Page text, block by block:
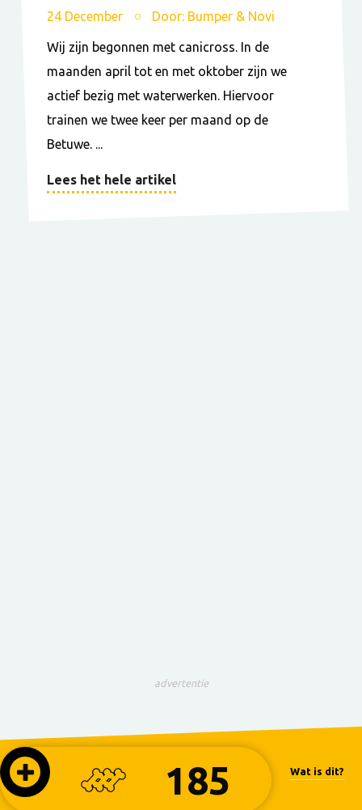
185 Wat is dit?
24 December Door: Bumper & Novi
Wij zijn begonnen met canicross. In de
maanden april tot en met oktober zijn we
actief bezig met waterwerken. Hiervoor
trainen we twee keer per maand op de
Betuwe. ...
Lees het hele artikel
advertentie